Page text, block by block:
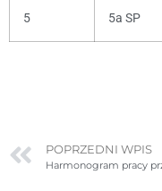
5 5a SP
POPRZEDNI WPIS